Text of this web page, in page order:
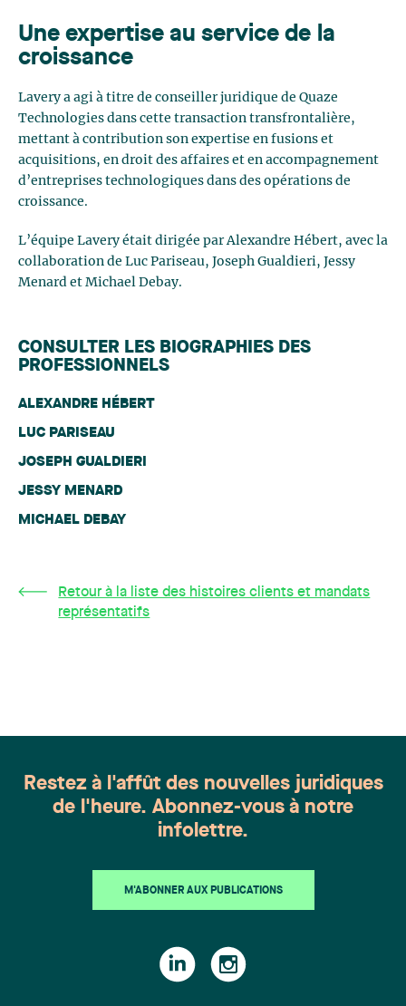
Une expertise au service de la
croissance
Lavery a agi à titre de conseiller juridique de Quaze
Technologies dans cette transaction transfrontalière,
mettant à contribution son expertise en fusions et
acquisitions, en droit des affaires et en accompagnement
d’entreprises technologiques dans des opérations de
croissance.
L’équipe Lavery était dirigée par Alexandre Hébert, avec la
collaboration de Luc Pariseau, Joseph Gualdieri, Jessy
Menard et Michael Debay.
CONSULTER LES BIOGRAPHIES DES
PROFESSIONNELS
ALEXANDRE HÉBERT
LUC PARISEAU
JOSEPH GUALDIERI
JESSY MENARD
MICHAEL DEBAY
Retour à la liste des histoires clients et mandats
représentatifs
Restez à l'affût des nouvelles juridiques
de l'heure. Abonnez-vous à notre
infolettre.
M'ABONNER AUX PUBLICATIONS